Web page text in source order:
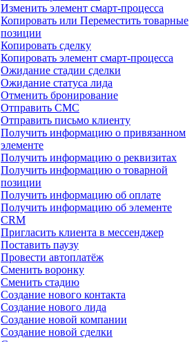
Изменить элемент смарт-процесса
Копировать или Переместить товарные
позиции
Копировать сделку
Копировать элемент смарт-процесса
Ожидание стадии сделки
Ожидание статуса лида
Отменить бронирование
Отправить СМС
Отправить письмо клиенту
Получить информацию о привязанном
элементе
Получить информацию о реквизитах
Получить информацию о товарной
позиции
Получить информацию об оплате
Получить информацию об элементе
CRM
Пригласить клиента в мессенджер
Поставить паузу
Провести автоплатёж
Сменить воронку
Сменить стадию
Создание нового контакта
Создание нового лида
Создание новой компании
Создание новой сделки